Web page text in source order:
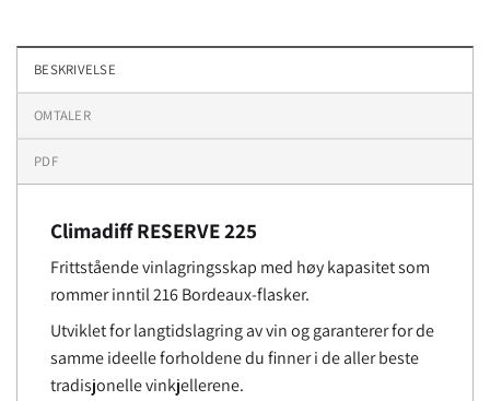
BESKRIVELSE
OMTALER
PDF
Climadiff RESERVE 225
Frittstående vinlagringsskap med høy kapasitet som
rommer inntil 216 Bordeaux-flasker.
Utviklet for langtidslagring av vin og garanterer for de
samme ideelle forholdene du finner i de aller beste
tradisjonelle vinkjellerene.